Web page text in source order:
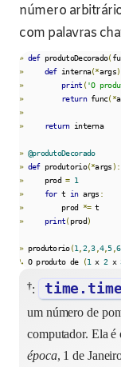
número
com palavras
» def produtoDecorado(
»
def interna(*args
»
print ('O
»
return func(*
»
»
return interna
» @produtoDecorado
» def produtorio(*args ):
»
     prod
= 1
»
for t in args :
»
         prod
*=
»
print(prod)
» produtorio(1 2,3, 4, 5,6,
↳ O produto de (1 x 2 x
†:
um número de
computador. Ela é
época, 1 de